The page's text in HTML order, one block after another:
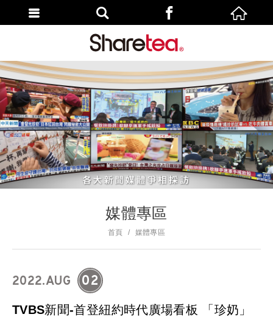
媒體專區
首頁 媒體專區
2022.AUG 02
TVBS新聞-首登紐約時代廣場看板 「珍奶」